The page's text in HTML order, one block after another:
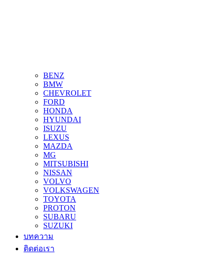
BENZ
BMW
CHEVROLET
FORD
HONDA
HYUNDAI
ISUZU
LEXUS
MAZDA
MG
MITSUBISHI
NISSAN
VOLVO
VOLKSWAGEN
TOYOTA
PROTON
SUBARU
SUZUKI
บทความ
ติดต่อเรา